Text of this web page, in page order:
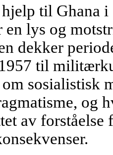
til Ghana
en lys og
dekker
til
sosialistisk
og
av